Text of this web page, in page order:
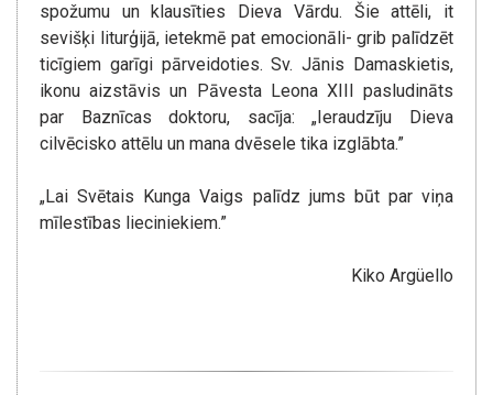
spožumu un klausīties Dieva Vārdu. Šie attēli, it
sevišķi liturģijā, ietekmē pat emocionāli- grib palīdzēt
ticīgiem garīgi pārveidoties. Sv. Jānis Damaskietis,
ikonu aizstāvis un Pāvesta Leona XIII pasludināts
par Baznīcas doktoru, sacīja: „Ieraudzīju Dieva
cilvēcisko attēlu un mana dvēsele tika izglābta.”
„Lai Svētais Kunga Vaigs palīdz jums būt par viņa
mīlestības lieciniekiem.”
Kiko Argüello